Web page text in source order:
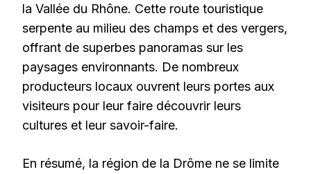
la Vallée du Rhône. Cette route touristique
serpente au milieu des champs et des vergers,
offrant de superbes panoramas sur les
paysages environnants. De nombreux
producteurs locaux ouvrent leurs portes aux
visiteurs pour leur faire découvrir leurs
cultures et leur savoir-faire.
En résumé, la région de la Drôme ne se limite